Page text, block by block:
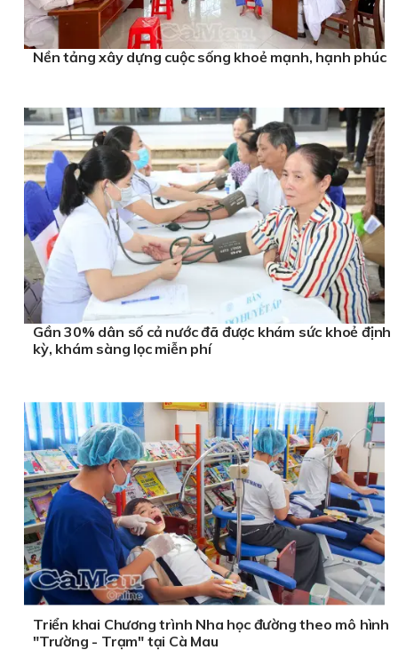
Nền tảng xây dựng cuộc sống khoẻ mạnh, hạnh phúc
Gần 30% dân số cả nước đã được khám sức khoẻ định
kỳ, khám sàng lọc miễn phí
Triển khai Chương trình Nha học đường theo mô hình
"Trường - Trạm" tại Cà Mau